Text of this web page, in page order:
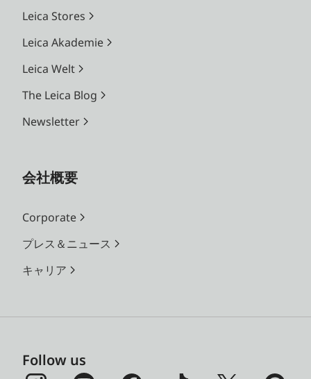
Leica Stores
Leica Akademie
Leica Welt
The Leica Blog
Newsletter
会社概要
Corporate
プレス＆ニュース
キャリア
Follow us